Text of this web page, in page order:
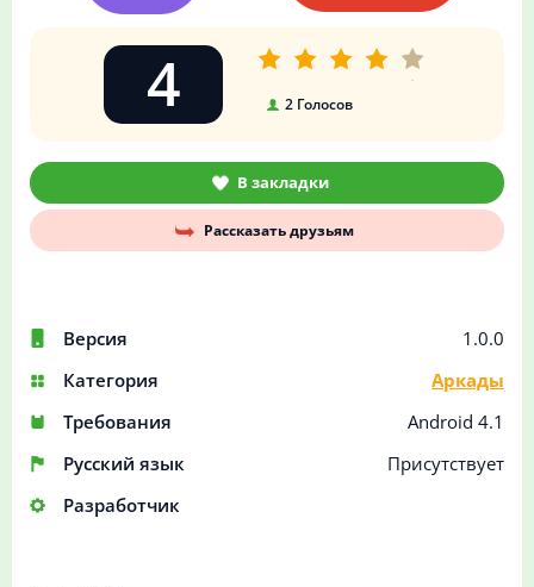
Версия
1.0.0
Категория
Аркады
Требования
Android 4.1
Русский язык
Присутствует
Разработчик
4 2Голосов
В закладки
Рассказать друзьям